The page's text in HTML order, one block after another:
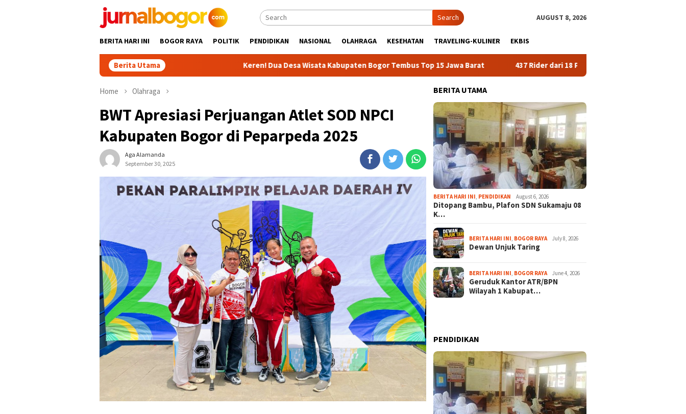
Search AUGUST 8, 2026
BERITA HARI INI BOGOR RAYA POLITIK PENDIDIKAN NASIONAL OLAHRAGA KESEHATAN TRAVELING-KULINER EKBIS
Berita Utama Keren! Dua Desa Wisata Kabupaten Bogor Tembus Top 15 Jawa Barat 437 Rider dari 18 Provinsi Ramaikan Bupati Cup 2026 Tour
Home Olahraga
BWT Apresiasi Perjuangan Atlet SOD NPCI
Kabupaten Bogor di Peparpeda 2025
Aga Alamanda
September 30, 2025
BERITA UTAMA
BERITA HARI INI PENDIDIKAN August 6, 2026
Ditopang Bambu, Plafon SDN Sukamaju 08
K…
BERITA HARI INI BOGOR RAYA July 8, 2026
Dewan Unjuk Taring
BERITA HARI INI BOGOR RAYA June 4, 2026
Geruduk Kantor ATR/BPN
Wilayah 1 Kabupat…
PENDIDIKAN